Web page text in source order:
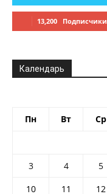
13,200 Подписчики
Календарь
Пн Вт Ср
3
4 5
10
11 12